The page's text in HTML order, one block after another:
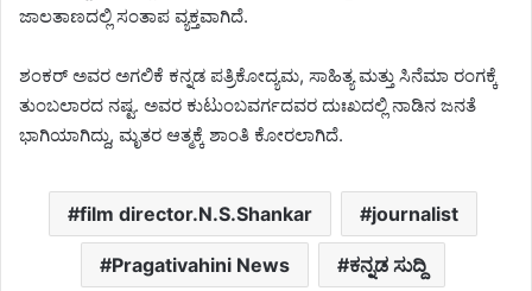
ಜಾಲತಾಣದಲ್ಲಿ ಸಂತಾಪ ವ್ಯಕ್ತವಾಗಿದೆ.
ಶಂಕರ್ ಅವರ ಅಗಲಿಕೆ ಕನ್ನಡ ಪತ್ರಿಕೋದ್ಯಮ, ಸಾಹಿತ್ಯ ಮತ್ತು ಸಿನೆಮಾ ರಂಗಕ್ಕೆ
ತುಂಬಲಾರದ ನಷ್ಟ. ಅವರ ಕುಟುಂಬವರ್ಗದವರ ದುಃಖದಲ್ಲಿ ನಾಡಿನ ಜನತೆ
ಭಾಗಿಯಾಗಿದ್ದು, ಮೃತರ ಆತ್ಮಕ್ಕೆ ಶಾಂತಿ ಕೋರಲಾಗಿದೆ.
film director.N.S.Shankar journalist
Pragativahini News ಕನ್ನಡ ಸುದ್ದಿ